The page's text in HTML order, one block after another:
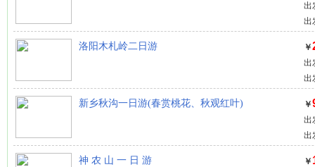
出
出
洛阳木札岭二日游 ￥
出
出
新乡秋沟一日游(春赏桃花、秋观红叶) ￥
出
出
神 农 山 一 日 游 ￥